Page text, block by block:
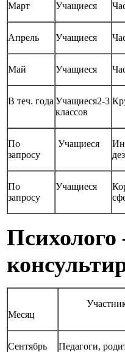
Март Учащиеся
Апрель Учащиеся
Май Учащиеся
В теч. года Учащиеся2-3
классов
По
запросу
Учащиеся
По
запросу
Учащиеся
Психолого
Месяц
Сентябрь
Педагоги,